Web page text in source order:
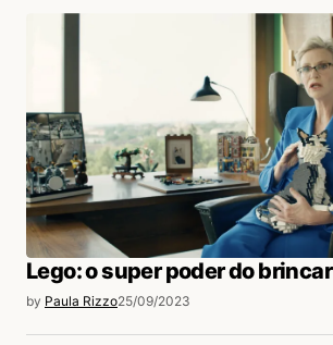
Lego: o super poder do brincar
by Paula Rizzo25/09/2023